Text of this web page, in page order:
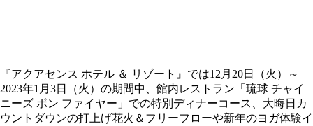
『アクアセンス ホテル ＆ リゾート』では12月20日（火）～
2023年1月3日（火）の期間中、館内レストラン「琉球 チャイ
ニーズ ボン ファイヤー」での特別ディナーコース、大晦日カ
ウントダウンの打上げ花火＆フリーフローや新年のヨガ体験イ